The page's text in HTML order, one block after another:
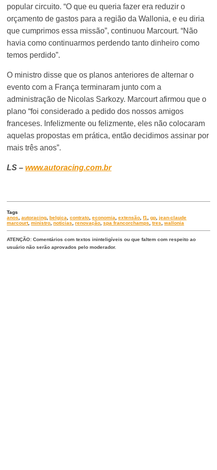
popular circuito. “O que eu queria fazer era reduzir o
orçamento de gastos para a região da Wallonia, e eu diria
que cumprimos essa missão”, continuou Marcourt. “Não
havia como continuarmos perdendo tanto dinheiro como
temos perdido”.
O ministro disse que os planos anteriores de alternar o
evento com a França terminaram junto com a
administração de Nicolas Sarkozy. Marcourt afirmou que o
plano “foi considerado a pedido dos nossos amigos
franceses. Infelizmente ou felizmente, eles não colocaram
aquelas propostas em prática, então decidimos assinar por
mais três anos”.
LS –www.autoracing.com.br
Tags
anos
,autoracing ,belgica ,contrato ,economia ,extensão ,f1 ,gp ,jean-claude
marcourt,ministro ,noticias ,renovação ,spa francorchamps ,tres ,wallonia
ATENÇÃO: Comentários com textos ininteligíveis ou que faltem com respeito ao
usuário não serão aprovados pelo moderador.